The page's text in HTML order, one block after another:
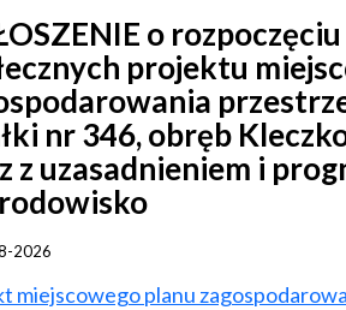
o
projektu
nr 346, obręb
z uzasadnieniem i
2026
miejscowego planu